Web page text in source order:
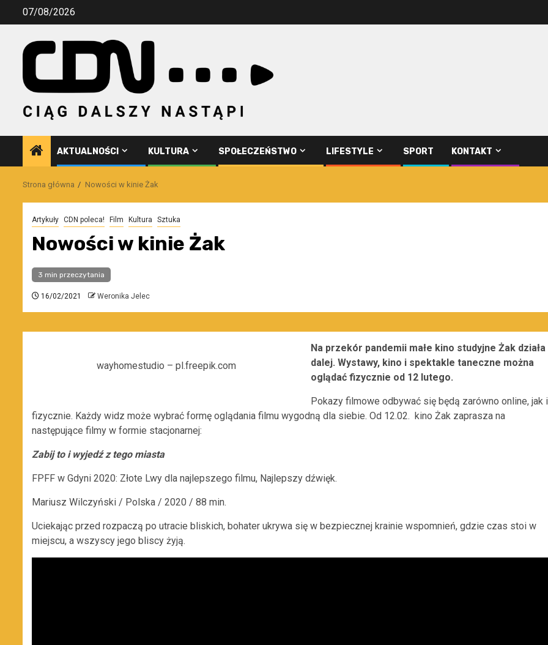
Przejdź07/08/2026
AKTUALNOŚCI KULTURA SPOŁECZEŃSTWO LIFESTYLE SPORT KONTAKT
Strona główna Nowości w kinie Żak
Artykuły CDN poleca! Film Kultura Sztuka
Nowości w kinie Żak
3 min przeczytania
16/02/2021 Weronika Jelec
wayhomestudio – pl.freepik.com
Na przekór pandemii małe kino studyjne Żak działa
dalej. Wystawy, kino i spektakle taneczne można
oglądać fizycznie od 12 lutego.
Pokazy filmowe odbywać się będą zarówno online, jak i
fizycznie. Każdy widz może wybrać formę oglądania filmu wygodną dla siebie. Od 12.02. kino Żak zaprasza na
następujące filmy w formie stacjonarnej:
Zabij to i wyjedź z tego miasta
FPFF w Gdyni 2020: Złote Lwy dla najlepszego filmu, Najlepszy dźwięk.
Mariusz Wilczyński / Polska / 2020 / 88 min.
Uciekając przed rozpaczą po utracie bliskich, bohater ukrywa się w bezpiecznej krainie wspomnień, gdzie czas stoi w
miejscu, a wszyscy jego bliscy żyją.